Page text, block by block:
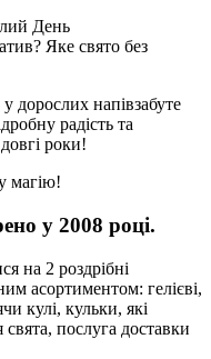
День
Яке свято без
дорослих напівзабуте
радість та
роки!
магію!
у 2008 році.
на 2 роздрібні
асортиментом: гелієві,
кулі, кульки, які
свята, послуга доставки